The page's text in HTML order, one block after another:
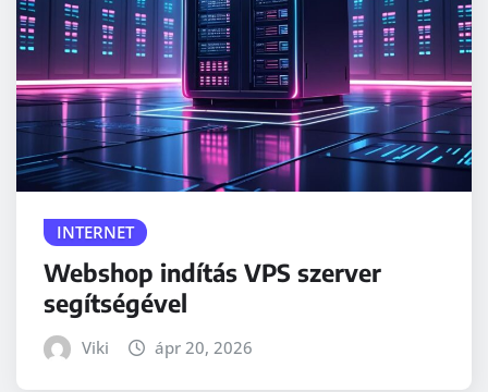
INTERNET
Webshop indítás VPS szerver
segítségével
Viki ápr 20, 2026